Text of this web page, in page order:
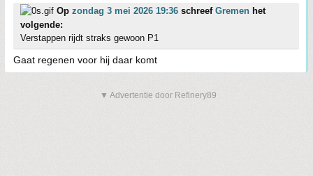
Op zondag 3 mei 2026 19:36 schreef Gremen het
volgende:
Verstappen rijdt straks gewoon P1
Gaat regenen voor hij daar komt
▼ Advertentie door Refinery89